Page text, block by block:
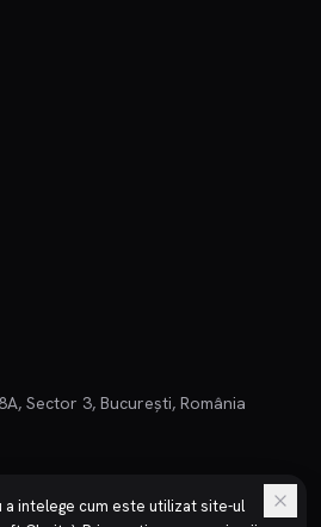
Sector 3, București, România
intelege cum este utilizat site-ul